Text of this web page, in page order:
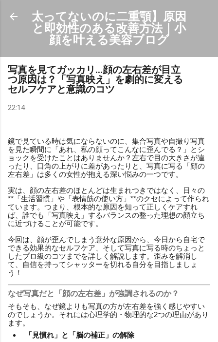
スキップしてメイン コンテンツに移動
太ってないのに二重顎】原因
と即効性のある改善方法｜小
顔を叶える美容ブログ
写真を見てガッカリ…顔の左右差が目立
つ原因は？「写真映え」を劇的に変える
セルフケアと意識のコツ
22:14
鏡で見ている時は気にならないのに、集合写真や自撮り写真
を見た瞬間に「あれ、私の顔ってこんなに歪んでる？」とシ
ョックを受けたことはありませんか？左右で目の大きさが違
ったり、口角の上がりに差があったりと、写真に写る「顔の
左右差」は多くの女性が抱える深い悩みの一つです。
実は、顔の左右差のほとんどは生まれつきではなく、日々の
**「生活習慣」や「表情筋の使い方」**のクセによって作られ
ています。つまり、根本的な原因を知って正しくケアすれ
ば、誰でも「写真映え」するバランスの整った理想の顔立ち
に近づけることが可能です。
今回は、顔が歪んでしまう意外な原因から、今日から自宅で
できる効果的なセルフケア、そして写真に写る時のちょっと
したプロ級のコツまでを詳しく解説します。歪みを解消し
て、自信を持ってシャッターを切れる自分を目指しましょ
う！
なぜ写真だと「顔の左右差」が強調されるのか？
そもそも、なぜ鏡よりも写真の方が左右差を強く感じやすい
のでしょうか。それには心理学的・物理的な2つの理由があり
ます。
「見慣れ」と「脳の補正」の解除